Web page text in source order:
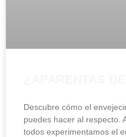
Descubre cómo el
puedes hacer al respecto.
todos experimentamos el